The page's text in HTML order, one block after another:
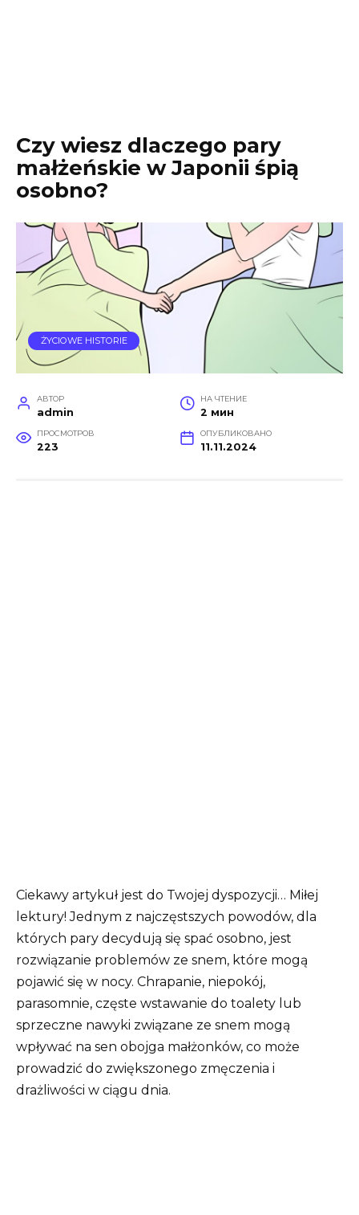
Czy wiesz dlaczego pary
małżeńskie w Japonii śpią
osobno?
ŻYCIOWE HISTORIE
АВТОР
admin
НА ЧТЕНИЕ
2 мин
ПРОСМОТРОВ
223
ОПУБЛИКОВАНО
11.11.2024
Ciekawy artykuł jest do Twojej dyspozycji… Miłej
lektury!Jednym z najczęstszych powodów, dla
których pary decydują się spać osobno, jest
rozwiązanie problemów ze snem, które mogą
pojawić się w nocy. Chrapanie, niepokój,
parasomnie, częste wstawanie do toalety lub
sprzeczne nawyki związane ze snem mogą
wpływać na sen obojga małżonków, co może
prowadzić do zwiększonego zmęczenia i
drażliwości w ciągu dnia.